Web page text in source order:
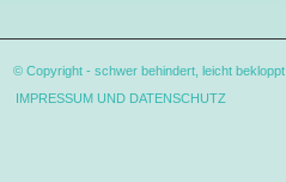
© Copyright -schwer behindert, leicht bekloppt
IMPRESSUM UND DATENSCHUTZ